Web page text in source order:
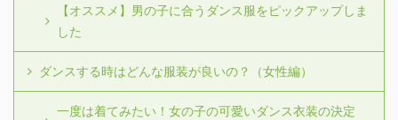
【オススメ】男の子に合うダンス服をピックアップしま
した
ダンスする時はどんな服装が良いの？（女性編）
一度は着てみたい！女の子の可愛いダンス衣装の決定